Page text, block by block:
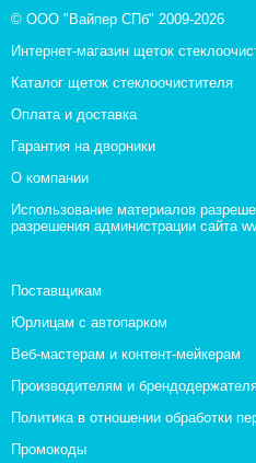
© ООО "Вайпер СПб" 2009-2026
Интернет-магазин щеток
Каталог щеток стеклоочистителя
Оплата и доставка
Гарантия на дворники
О компании
Использование материалов
разрешения администрации сайта
Поставщикам
Юрлицам с автопарком
Веб-мастерам и контент-мейкерам
Производителям и
Политика в отношении обработки
Промокоды